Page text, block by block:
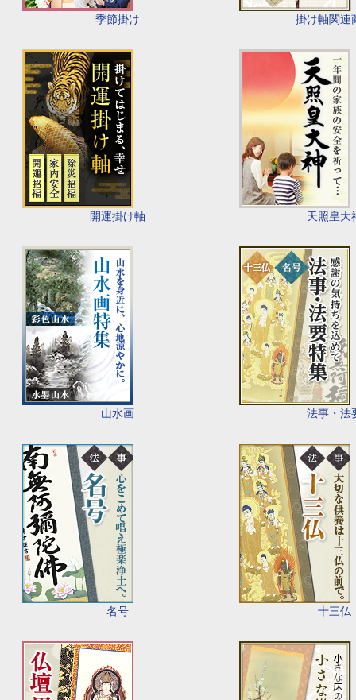
季節掛け 掛け軸関連
開運掛け軸 天照皇大
山水画 法事・法
名号 十三仏